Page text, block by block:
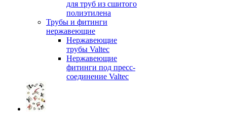
для труб из сшитого
полиэтилена
Трубы и фитинги
нержавеющие
Нержавеющие
трубы Valtec
Нержавеющие
фитинги под пресс-
соединение Valtec